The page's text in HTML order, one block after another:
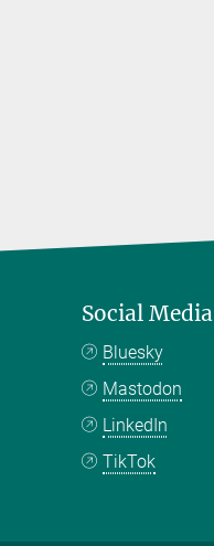
Social Media
Bluesky
Mastodon
LinkedIn
TikTok